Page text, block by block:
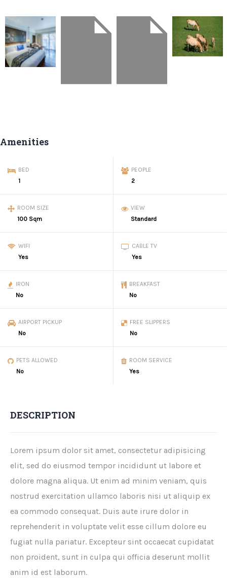
Amenities
BED
1
PEOPLE
2
ROOM SIZE
100 Sqm
VIEW
Standard
WIFI
Yes
CABLE TV
Yes
IRON
No
BREAKFAST
No
AIRPORT PICKUP
No
FREE SLIPPERS
No
PETS ALLOWED
No
ROOM SERVICE
Yes
DESCRIPTION
Lorem ipsum dolor sit amet, consectetur adipisicing
elit, sed do eiusmod tempor incididunt ut labore et
dolore magna aliqua. Ut enim ad minim veniam, quis
nostrud exercitation ullamco laboris nisi ut aliquip ex
ea commodo consequat. Duis aute irure dolor in
reprehenderit in voluptate velit esse cillum dolore eu
fugiat nulla pariatur. Excepteur sint occaecat cupidatat
non proident, sunt in culpa qui officia deserunt mollit
anim id est laborum.